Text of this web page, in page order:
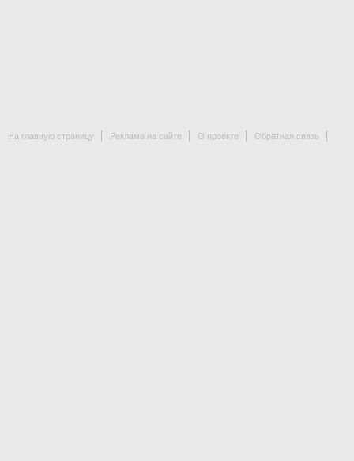
На главную страницу Реклама на сайте О проекте Обратная связь